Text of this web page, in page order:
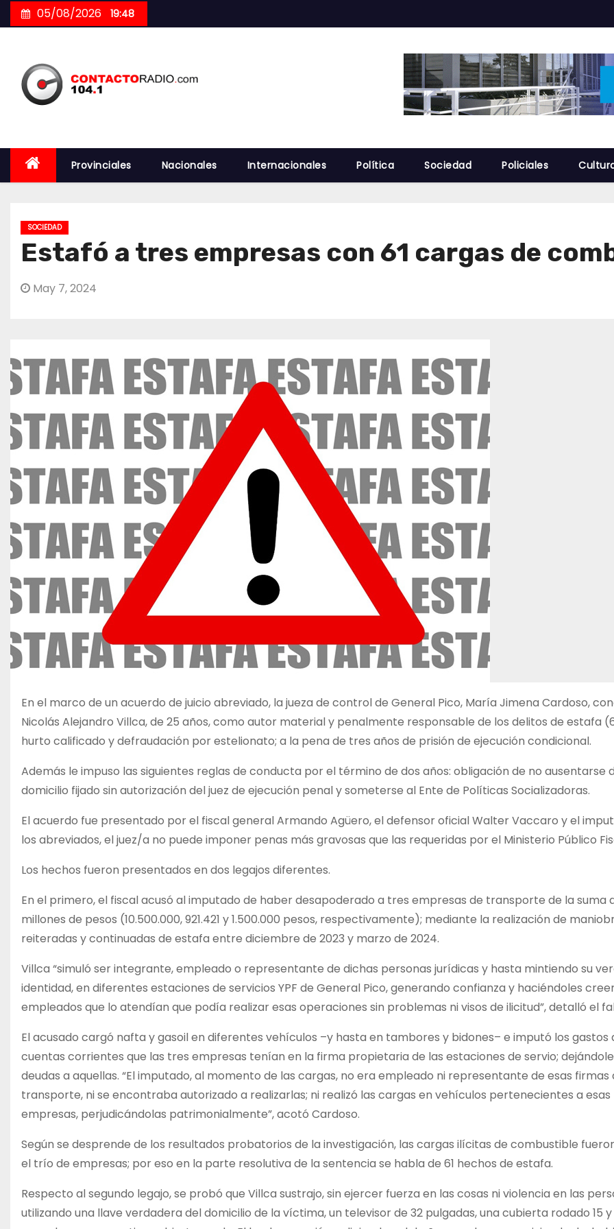
to
05/08/2026 19:48
Provinciales Nacionales Internacionales Política Sociedad Policiales
SOCIEDAD
Estafó a tres empresas con 61 cargas de
May 7, 2024
En el marco de un acuerdo de juicio abreviado, la jueza de control de General Pico, María Jimena Cardoso,
Nicolás Alejandro Villca, de 25 años, como autor material y penalmente responsable de los delitos de estafa
hurto calificado y defraudación por estelionato; a la pena de tres años de prisión de ejecución condicional.
Además le impuso las siguientes reglas de conducta por el término de dos años: obligación de no ausentarse
domicilio fijado sin autorización del juez de ejecución penal y someterse al Ente de Políticas Socializadoras.
El acuerdo fue presentado por el fiscal general Armando Agüero, el defensor oficial Walter Vaccaro y el
los abreviados, el juez/a no puede imponer penas más gravosas que las requeridas por el Ministerio Público
Los hechos fueron presentados en dos legajos diferentes.
En el primero, el fiscal acusó al imputado de haber desapoderado a tres empresas de transporte de la suma
millones de pesos (10.500.000, 921.421 y 1.500.000 pesos, respectivamente); mediante la realización de
reiteradas y continuadas de estafa entre diciembre de 2023 y marzo de 2024.
Villca “simuló ser integrante, empleado o representante de dichas personas jurídicas y hasta mintiendo su
identidad, en diferentes estaciones de servicios YPF de General Pico, generando confianza y haciéndoles
empleados que lo atendían que podía realizar esas operaciones sin problemas ni visos de ilicitud”, detalló el
El acusado cargó nafta y gasoil en diferentes vehículos –y hasta en tambores y bidones– e imputó los gastos
cuentas corrientes que las tres empresas tenían en la firma propietaria de las estaciones de servio;
deudas a aquellas. “El imputado, al momento de las cargas, no era empleado ni representante de esas firmas
transporte, ni se encontraba autorizado a realizarlas; ni realizó las cargas en vehículos pertenecientes a esas
empresas, perjudicándolas patrimonialmente”, acotó Cardoso.
Según se desprende de los resultados probatorios de la investigación, las cargas ilícitas de combustible
el trío de empresas; por eso en la parte resolutiva de la sentencia se habla de 61 hechos de estafa.
Respecto al segundo legajo, se probó que Villca sustrajo, sin ejercer fuerza en las cosas ni violencia en las
utilizando una llave verdadera del domicilio de la víctima, un televisor de 32 pulgadas, una cubierta rodado 15